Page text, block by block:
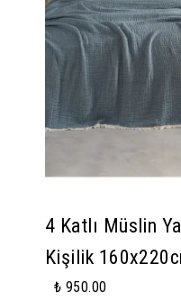
4 Katlı Müslin
Kişilik
Planets
₺ 950.00